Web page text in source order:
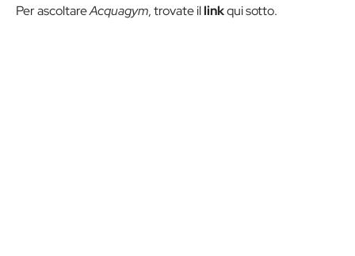
Per ascoltareAcquagym, trovate illinkqui sotto.